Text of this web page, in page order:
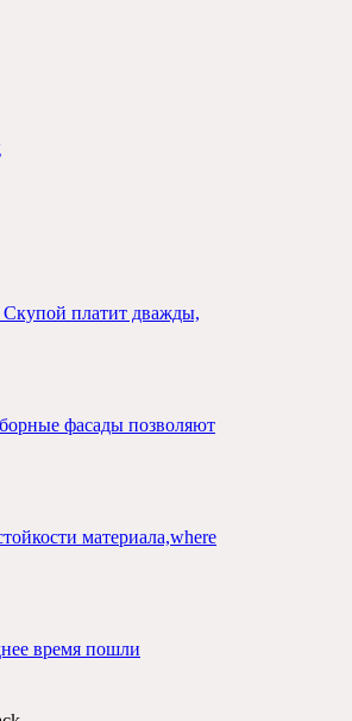
Скупой платит дважды,
фасады позволяют
материала,where
время пошли